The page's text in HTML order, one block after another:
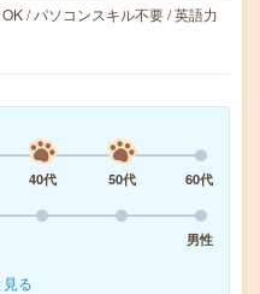
/ パソコンスキル不要 / 英語力
40代 50代
60代
男性
見る